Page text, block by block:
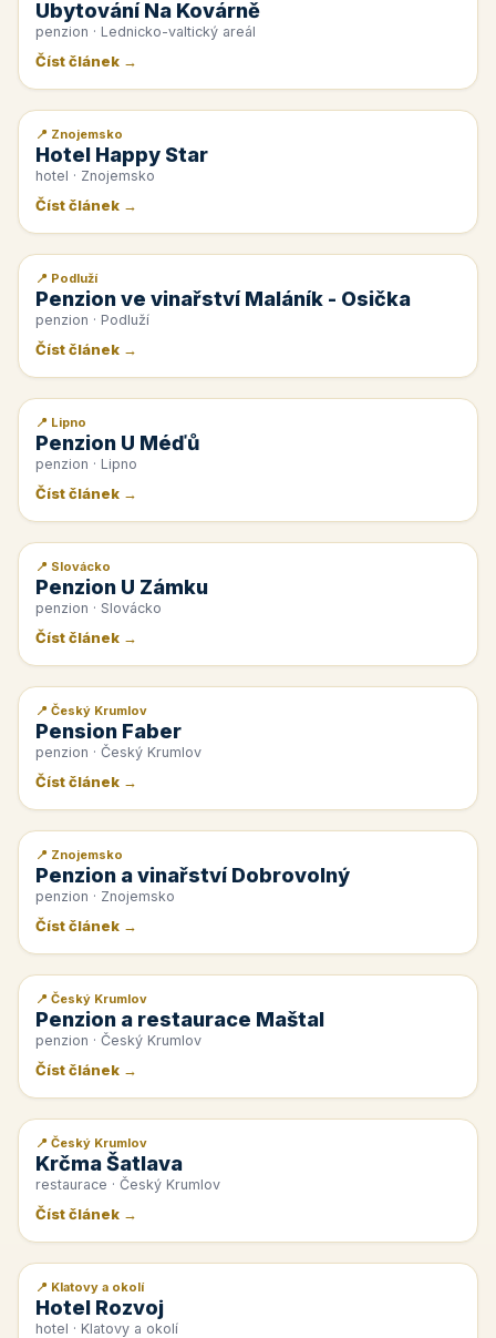
Ubytování Na Kovárně
penzion · Lednicko-valtický areál
Číst článek →
📰 PR článek
📍 Znojemsko
Hotel Happy Star
hotel · Znojemsko
Číst článek →
📰 PR článek
📍 Podluží
Penzion ve vinařství Maláník - Osička
penzion · Podluží
Číst článek →
📰 PR článek
📍 Lipno
Penzion U Méďů
penzion · Lipno
Číst článek →
📰 PR článek
📍 Slovácko
Penzion U Zámku
penzion · Slovácko
Číst článek →
📰 PR článek
📍 Český Krumlov
Pension Faber
penzion · Český Krumlov
Číst článek →
📰 PR článek
📍 Znojemsko
Penzion a vinařství Dobrovolný
penzion · Znojemsko
Číst článek →
📰 PR článek
📍 Český Krumlov
Penzion a restaurace Maštal
penzion · Český Krumlov
Číst článek →
📰 PR článek
📍 Český Krumlov
Krčma Šatlava
restaurace · Český Krumlov
Číst článek →
📰 PR článek
📍 Klatovy a okolí
Hotel Rozvoj
hotel · Klatovy a okolí